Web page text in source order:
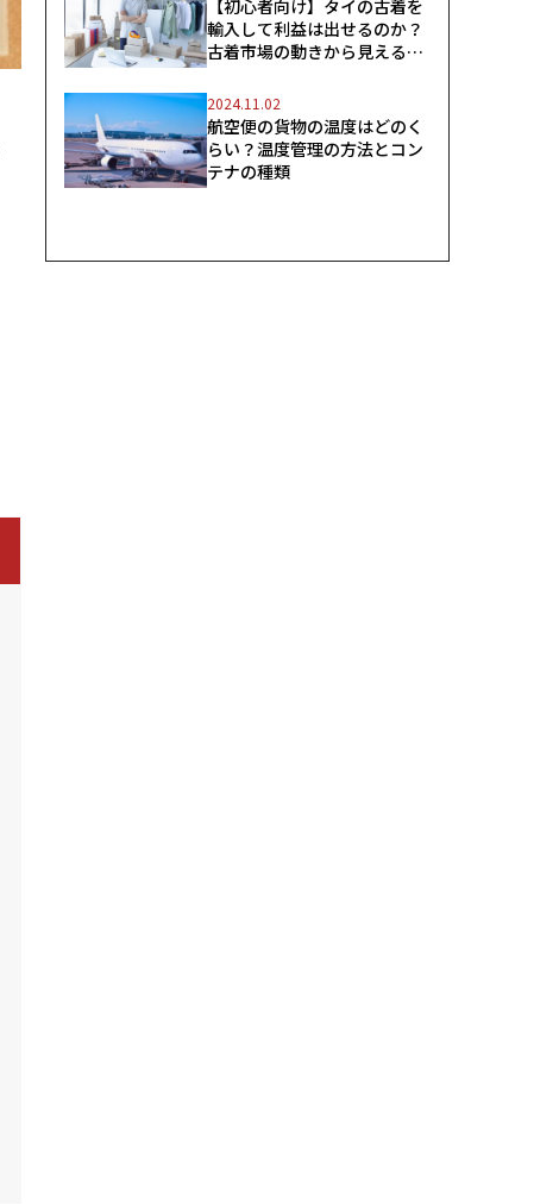
【初心者向け】タイの古着を
輸入して利益は出せるのか？
古着市場の動きから見えるス
2024.11.02
航空便の貨物の温度はどのく
らい？温度管理の方法とコン
テナの種類